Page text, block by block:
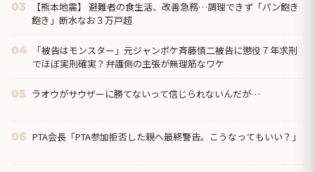
03
【熊本地震】 避難者の食生活、改善急務…調理できず「パン飽き
飽き」断水なお３万戸超
04
「被告はモンスター」元ジャンポケ斉藤慎二被告に懲役７年求刑
でほぼ実刑確実？弁護側の主張が無理筋なワケ
05 ラオウがサウザーに勝てないって信じられないんだが…
06 PTA会長「PTA参加拒否した親へ最終警告。こうなってもいい？」